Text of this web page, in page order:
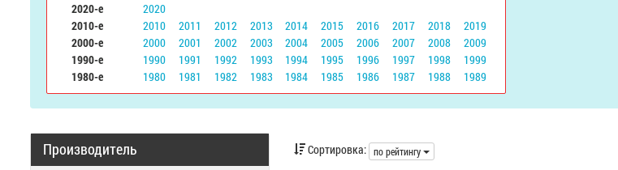
2020-е
2020
2010-е
2010 2011 2012 2013 2014 2015 2016 2017 2018
2019
2000-е
2000 2001 2002 2003 2004 2005 2006 2007 2008
2009
1990-е
1990 1991 1992 1993 1994 1995 1996 1997 1998
1999
1980-е
1980 1981 1982 1983 1984 1985 1986 1987 1988 1989
Производитель Сортировка: по рейтингу